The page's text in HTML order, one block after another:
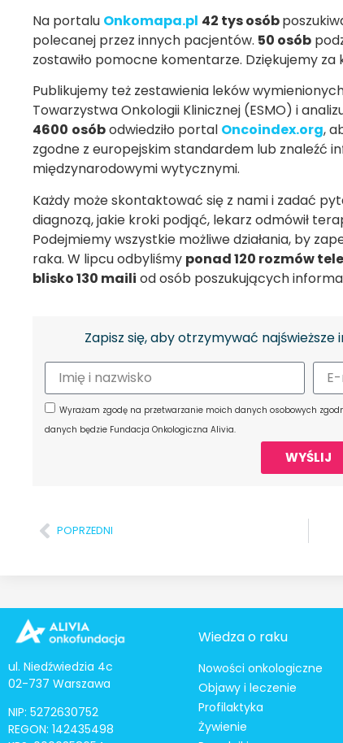
Na portalu Onkomapa.pl 42 tys osób
polecanej przez innych pacjentów. 50 osób
zostawiło pomocne komentarze. Dziękujemy za
Publikujemy też zestawienia leków
Towarzystwa Onkologii Klinicznej (ESMO) i
4600 osóbodwiedziło portal Oncoindex.org,
zgodne z europejskim standardem lub znaleźć
międzynarodowymi wytycznymi.
Każdy może skontaktować się z nami i zadać
diagnozą, jakie kroki podjąć, lekarz odmówił
Podejmiemy wszystkie możliwe działania, by
raka. W lipcu odbyliśmy ponad 120 rozmów
blisko 130 maili od osób poszukujących
Zapisz się, aby otrzymywać
Wyrażam zgodę na przetwarzanie moich danych osobowych
danych będzie Fundacja Onkologiczna Alivia.
WYŚLIJ
POPRZEDNI
Wiedza o raku
ul. Niedźwiedzia 4c
02-737 Warszawa
NIP: 5272630752
REGON: 142435498
Nowości onkologiczne
Objawy i leczenie
Profilaktyka
Żywienie